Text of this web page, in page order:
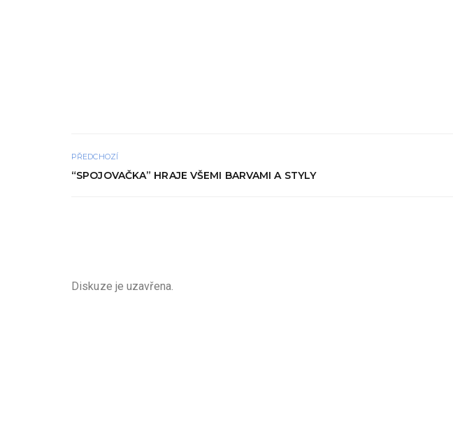
PŘEDCHOZÍ
“SPOJOVAČKA” HRAJE VŠEMI BARVAMI A STYLY
Diskuze je uzavřena.